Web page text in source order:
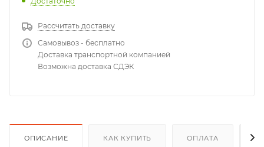
Рассчитать доставку
Самовывоз - бесплатно
Доставка транспортной компанией
Возможна доставка СДЭК
ОПИСАНИЕ КАК КУПИТЬ ОПЛАТА